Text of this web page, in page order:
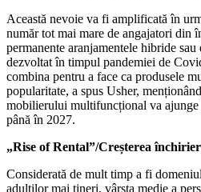
Această nevoie va fi amplificată în
număr tot mai mare de angajatori din
permanente aranjamentele hibride
dezvoltat în timpul pandemiei de
combina pentru a face ca produsele
popularitate, a spus Usher,
mobilierului multifuncțional va
până în 2027.
„Rise of Rental”/Creșterea
Considerată de mult timp a fi
adulților mai tineri, vârsta medie a